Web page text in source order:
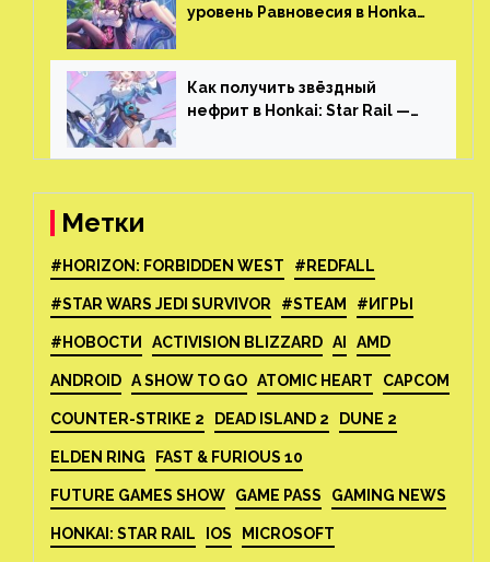
уровень Равновесия в Honkai:
Как получить звёздный
нефрит в Honkai: Star Rail —
Метки
#HORIZON: FORBIDDEN WEST #REDFALL
#STAR WARS JEDI SURVIVOR #STEAM #ИГРЫ
#НОВОСТИ ACTIVISION BLIZZARD AI AMD
ANDROID A SHOW TO GO ATOMIC HEART CAPCOM
COUNTER-STRIKE 2 DEAD ISLAND 2 DUNE 2
ELDEN RING FAST & FURIOUS 10
FUTURE GAMES SHOW GAME PASS GAMING NEWS
HONKAI: STAR RAIL IOS MICROSOFT